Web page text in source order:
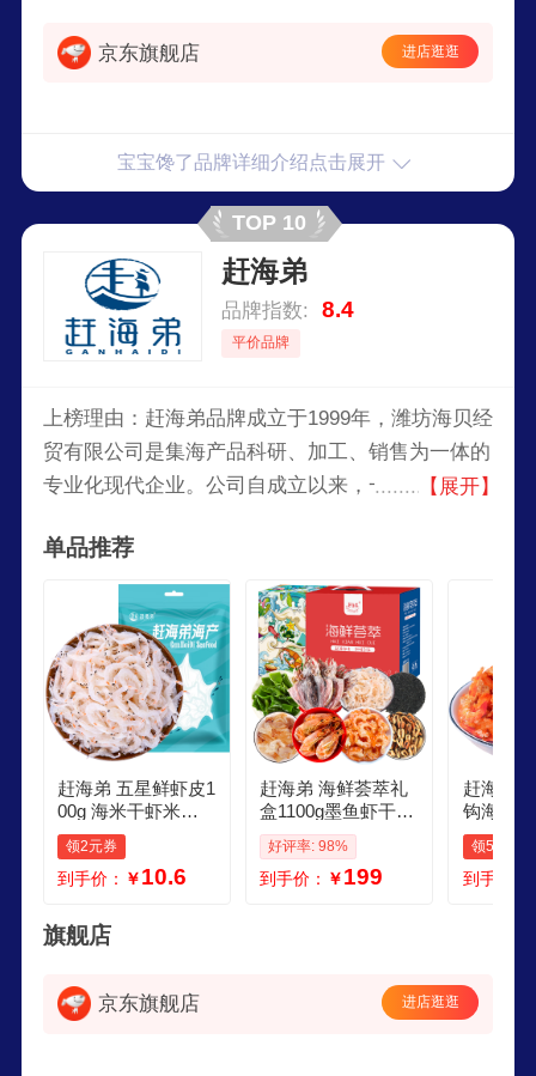
京东旗舰店 进店逛逛
宝宝馋了品牌详细介绍点击展开
TOP 10
赶海弟
品牌指数: 8.4
平价品牌
上榜理由：赶海弟品牌成立于1999年，潍坊海贝经
贸有限公司是集海产品科研、加工、销售为一体的
专业化现代企业。公司自成立以来，一直致力于开
验丰富的水产食品专家，巨资引进冷冻、蒸煮、烘
干设备等大型食品机械设备，成功生产出系列干制
水产品、冷冻水产品及盐渍水产品，深受广大消费
者好评和信赖。
【展开】
单品推荐
赶海弟 五星鲜虾皮1
00g 海米干虾米皮
紫菜汤 南北干货过
年货节 源头直发
领2元券
到手价： ￥10.6
赶海弟 海鲜荟萃礼
盒1100g墨鱼虾干海
米虾皮紫菜海带 年
货礼品 源头直发
好评率: 98%
到手价： ￥199
赶海弟
钩海米
山虾仁
年货节
领5元券
到手价：
旗舰店
京东旗舰店 进店逛逛